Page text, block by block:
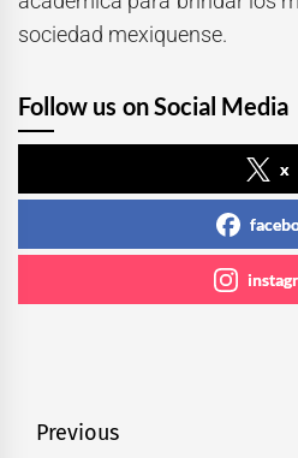
sociedad mexiquense.
Follow us on Social Media
x
Navegación
Previous